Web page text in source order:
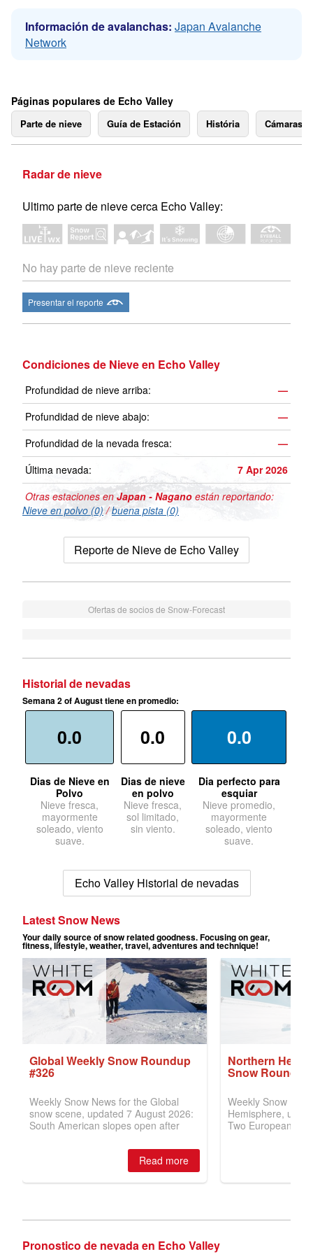
Información de avalanchas: Japan Avalanche
Network
Páginas populares de Echo Valley
Parte de nieve Guía de Estación História Cámaras
Radar de nieve
Ultimo parte de nieve cerca Echo Valley:
No hay parte de nieve reciente
Presentar el reporte
Condiciones de Nieve en Echo Valley
Profundidad de nieve arriba:
—
Profundidad de nieve abajo:
—
Profundidad de la nevada fresca:
—
Última nevada:
7 Apr 2026
Otras estaciones enJapan - Nagano están reportando:
Nieve en polvo (0)/buena pista (0)
Reporte de Nieve de Echo Valley
Ofertas de socios de Snow-Forecast
Historial de nevadas
Semana 2 of August tiene en promedio:
0.0
Dias de Nieve en
Polvo
Nieve fresca,
mayormente
soleado, viento
suave.
0.0
Dias de nieve
en polvo
Nieve fresca,
sol limitado,
sin viento.
0.0
Dia perfecto para
esquiar
Nieve promedio,
mayormente
soleado, viento
suave.
Echo Valley Historial de nevadas
Pronostico de nevada en Echo Valley